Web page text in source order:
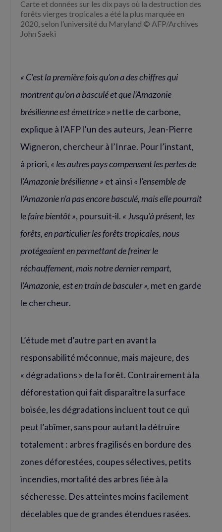
Carte et données sur les dix pays où la destruction des
forêts vierges tropicales a été la plus marquée en
2020, selon l’université du Maryland © AFP/Archives
John Saeki
« C’est la première fois qu’on a des chiffres qui
montrent qu’on a basculé et que l’Amazonie
brésilienne est émettrice » nette de carbone,
explique à l’AFP l’un des auteurs, Jean-Pierre
Wigneron, chercheur à l’Inrae. Pour l’instant,
à priori, « les autres pays compensent les pertes de
l’Amazonie brésilienne » et ainsi « l’ensemble de
l’Amazonie n’a pas encore basculé, mais elle pourrait
le faire bientôt », poursuit-il. « Jusqu’à présent, les
forêts, en particulier les forêts tropicales, nous
protégeaient en permettant de freiner le
réchauffement, mais notre dernier rempart,
l’Amazonie, est en train de basculer », met en garde
le chercheur.
L’étude met d’autre part en avant la
responsabilité méconnue, mais majeure, des
« dégradations » de la forêt. Contrairement à la
déforestation qui fait disparaître la surface
boisée, les dégradations incluent tout ce qui
peut l’abîmer, sans pour autant la détruire
totalement : arbres fragilisés en bordure des
zones déforestées, coupes sélectives, petits
incendies, mortalité des arbres liée à la
sécheresse. Des atteintes moins facilement
décelables que de grandes étendues rasées.